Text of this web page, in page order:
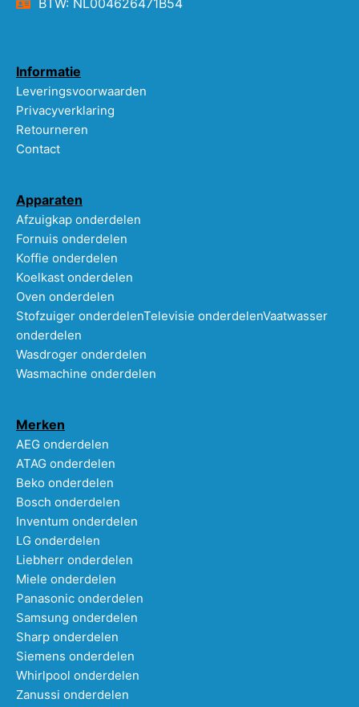
BTW: NL004626471B54
Informatie
Leveringsvoorwaarden
Privacyverklaring
Retourneren
Contact
Apparaten
Afzuigkap onderdelen
Fornuis onderdelen
Koffie onderdelen
Koelkast onderdelen
Oven onderdelen
Stofzuiger onderdelenTelevisie onderdelenVaatwasser
onderdelen
Wasdroger onderdelen
Wasmachine onderdelen
Merken
AEG onderdelen
ATAG onderdelen
Beko onderdelen
Bosch onderdelen
Inventum onderdelen
LG onderdelen
Liebherr onderdelen
Miele onderdelen
Panasonic onderdelen
Samsung onderdelen
Sharp onderdelen
Siemens onderdelen
Whirlpool onderdelen
Zanussi onderdelen